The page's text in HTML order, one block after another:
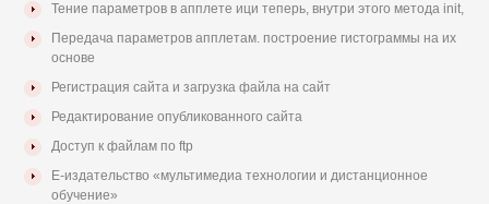
Тение параметров в апплете ици теперь, внутри этого метода init,
Передача параметров апплетам. построение гистограммы на их
основе
Регистрация сайта и загрузка файла на сайт
Редактирование опубликованного сайта
Доступ к файлам по ftp
Е-издательство «мультимедиа технологии и дистанционное
обучение»